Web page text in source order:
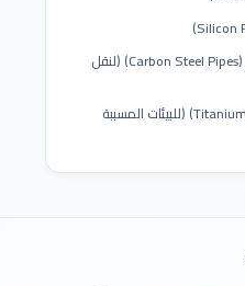
أنابيب الفولاذ الكربوني (Carbon Steel Pipes) (لنقل
أنابيب التيتانيوم (Titanium Pipes) (للبيئات المسببة